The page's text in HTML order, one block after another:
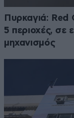
Πυρκαγιά: Red
5 περιοχές, σε
μηχανισμός